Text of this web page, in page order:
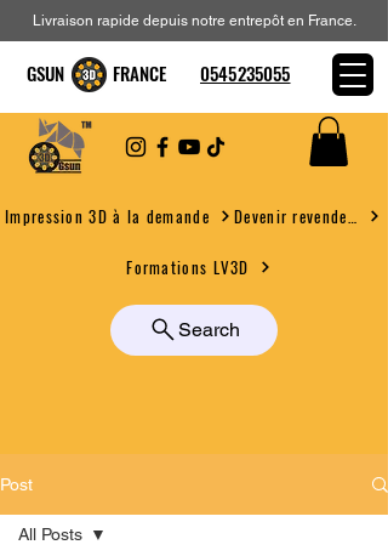
Impression 3D à la demande
Formations LV3D
Search
Livraison rapide depuis notre entrepôt en France.
GSUN FRANCE 0545235055
Post
All Posts